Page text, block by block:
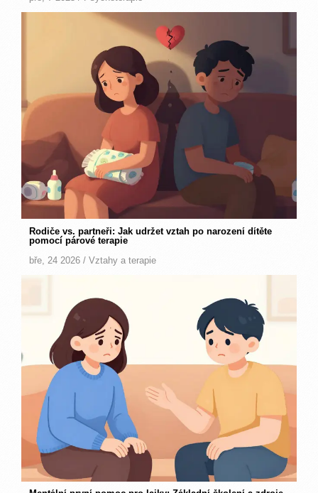
Rodiče vs. partneři: Jak udržet vztah po narození dítěte
pomocí párové terapie
bře, 24 2026 /Vztahy a terapie